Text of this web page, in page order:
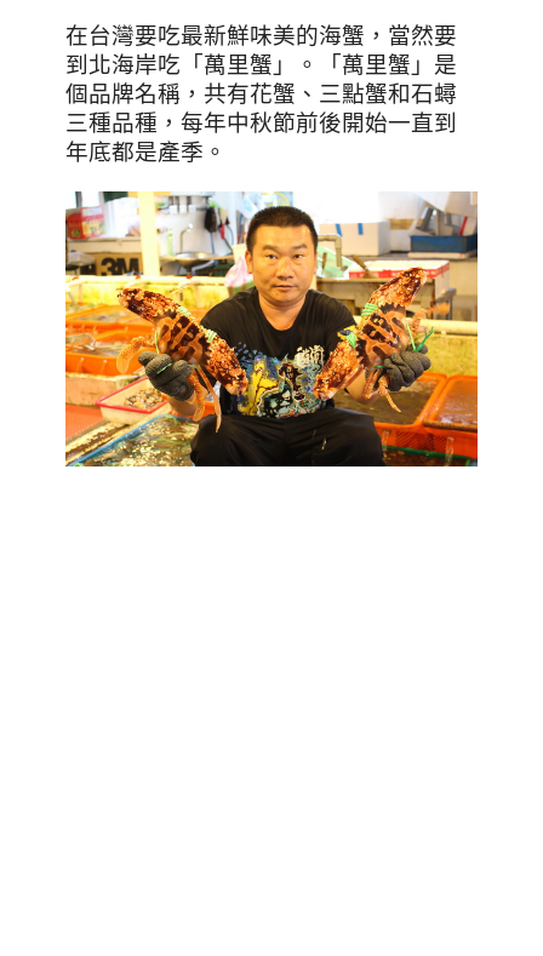
在台灣要吃最新鮮味美的海蟹，當然要
到北海岸吃「萬里蟹」。「萬里蟹」是
個品牌名稱，共有花蟹、三點蟹和石蟳
三種品種，每年中秋節前後開始一直到
年底都是產季。